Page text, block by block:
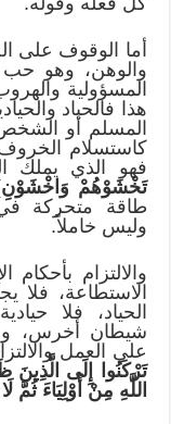
أما الوقوف على
والوهن، وهو حب
المسؤولية
هذا فالحياد
المسلم أو
كاستسلام الخروف
فهو الذي يملك
تَخْشَوْهُمْ وَاخْشَوْنِ
طاقة متحركة
وليس خاملاً.
والالتزام
الاستطاعة، فلا
الحياد، فلا
شيطان أخرس،
على العمل
تَرْكَنُوا إِلَى
اللَّهِ مِنْ أَوْلِيَاءَ ثُمَّ